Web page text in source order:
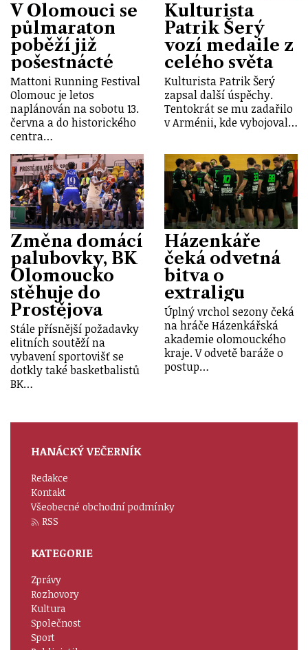
V Olomouci se
půlmaraton
poběží již
pošestnácté
Mattoni Running Festival
Olomouc je letos
naplánován na sobotu 13.
června a do historického
centra…
Kulturista
Patrik Šerý
vozí medaile z
celého světa
Kulturista Patrik Šerý
zapsal další úspěchy.
Tentokrát se mu zadařilo
v Arménii, kde vybojoval…
Změna domácí
palubovky, BK
Olomoucko
stěhuje do
Prostějova
Stále přísnější požadavky
elitních soutěží na
vybavení sportovišť se
dotkly také basketbalistů
BK…
Házenkáře
čeká odvetná
bitva o
extraligu
Úplný vrchol sezony čeká
na hráče Házenkářská
akademie olomouckého
kraje. V odvetě baráže o
postup…
HANÁCKÝ VEČERNÍK
Redakce
Kontakt
Všeobecné obchodní podmínky
RSS
KATEGORIE
Zprávy
Rozhovory
Kultura
Společnost
Sport